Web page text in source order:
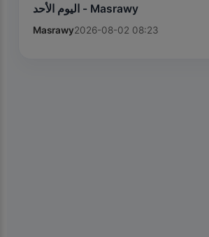
اليوم الأحد - Masrawy
Masrawy2026-08-02 08:23